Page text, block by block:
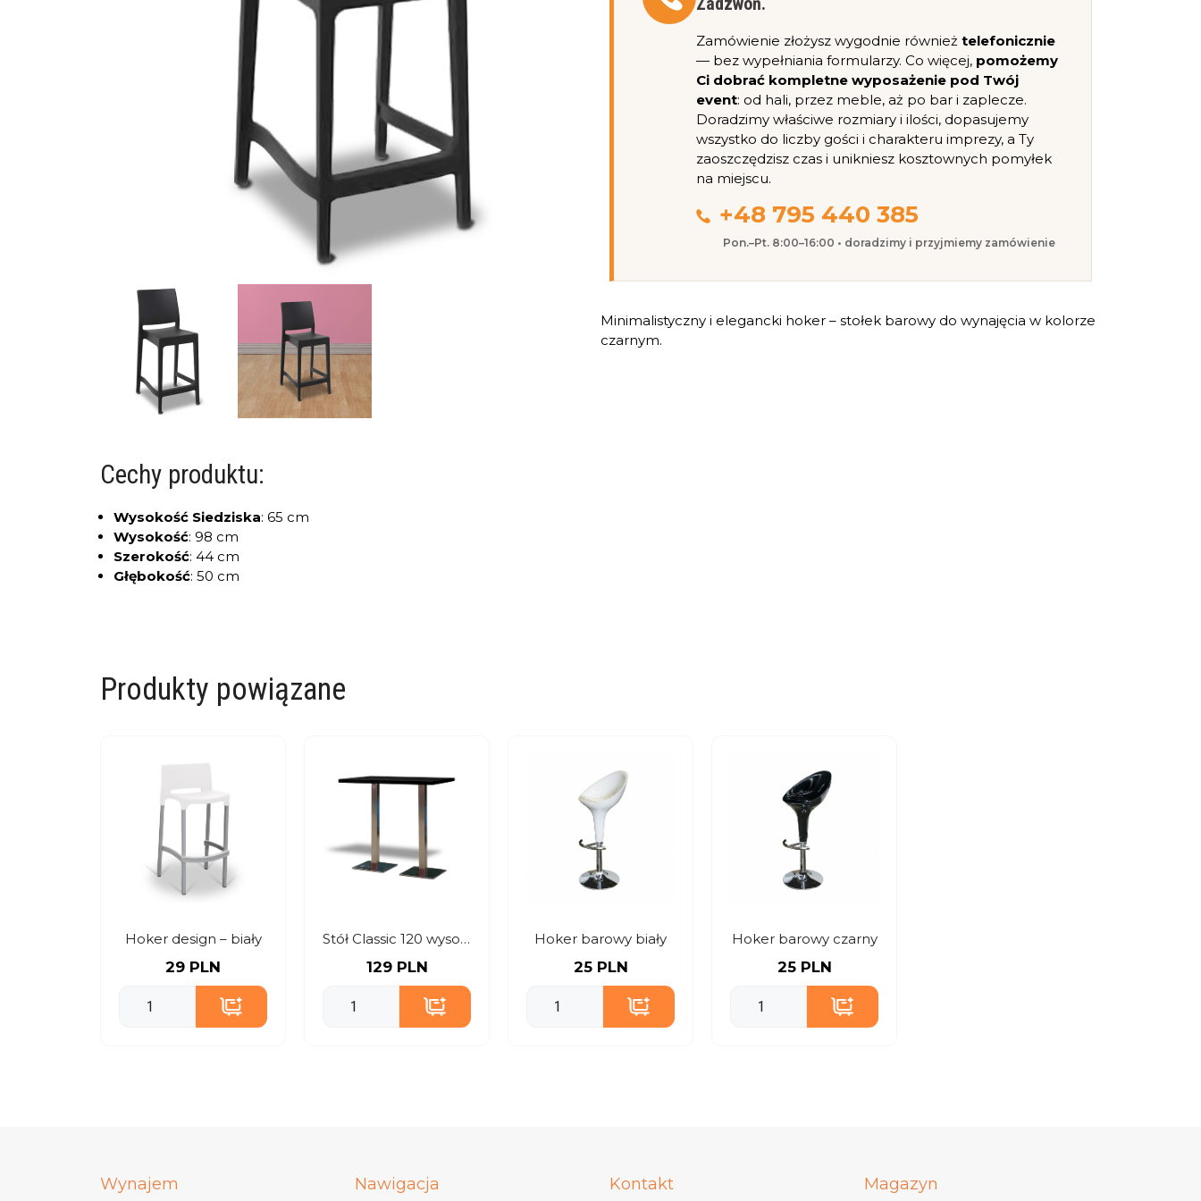
Cechy produktu:
Wysokość Siedziska: 65 cm
Wysokość: 98 cm
Szerokość: 44 cm
Głębokość: 50 cm
Zamówienie złożysz wygodnie również telefonicznie
— bez wypełniania formularzy. Co więcej, pomożemy
Ci dobrać kompletne wyposażenie pod Twój
event: od hali, przez meble, aż po bar i zaplecze.
Doradzimy właściwe rozmiary i ilości, dopasujemy
wszystko do liczby gości i charakteru imprezy, a Ty
zaoszczędzisz czas i unikniesz kosztownych pomyłek
na miejscu.
+48 795 440 385
Pon.–Pt. 8:00–16:00 • doradzimy i przyjmiemy zamówienie
Minimalistyczny i elegancki hoker – stołek barowy do wynajęcia w kolorze
czarnym.
Produkty powiązane
Hoker design – biały
29 PLN
Stół Classic 120 wysoki – czarny
129 PLN
Hoker barowy biały
25 PLN
Hoker barowy czarny
25 PLN
Wynajem Nawigacja Kontakt Magazyn